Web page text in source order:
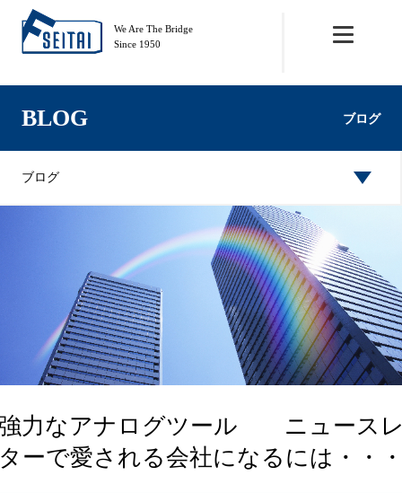
We Are The Bridge
Since 1950
BLOG ブログ
ブログ
力なアナログツール ニュース
ーで愛される会社になるには・・